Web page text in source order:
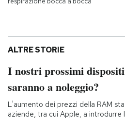
ALTRE STORIE
I nostri prossimi
saranno a noleggio?
L'aumento dei prezzi della RAM
aziende, tra cui Apple, a introdurre